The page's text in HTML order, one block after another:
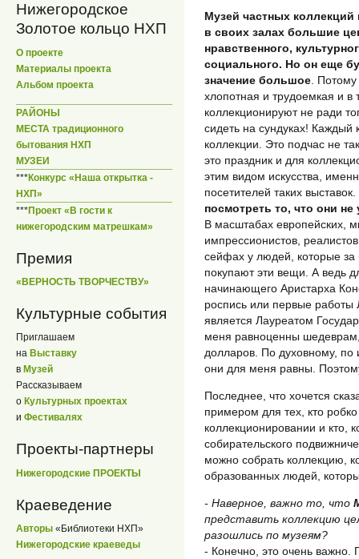
Нижегородское
Золотое кольцо НХП
О проекте
Материалы проекта
Альбом проекта
РАЙОНЫ
МЕСТА традиционного
бытования НХП
МУЗЕИ
***Конкурс «Наша открытка -
НХП»
***Проект «В гости к
нижегородским матрешкам»
Премия
«ВЕРНОСТЬ ТВОРЧЕСТВУ»
Культурные события
Приглашаем
на Выставку
в Музей
Рассказываем
о Культурных проектах
и Фестивалях
Проекты-партнеры
Нижегородские ПРОЕКТЫ
Краеведение
Авторы «Библиотеки НХП»
Нижегородские краеведы
Музей частных коллекций
в своих залах большие
нравственного,
социального. Но он еще
значение большое .
хлопотная и трудоемкая и
коллекционируют не ради
сидеть на сундуках! Каждый
коллекции. Это подчас не
это праздник и для
этим видом искусства,
посетителей таких
посмотреть то, что они
В масштабах европейских,
импрессионистов,
сейфах у людей, которые за
покупают эти вещи. А ведь
начинающего Аристарха
роспись или первые работы
является Лауреатом
меня равноценны
долларов. По духовному, по
они для меня равны.
Последнее, что хочется
примером для тех, кто
коллекционировании и кто,
собирательского
можно собрать коллекцию,
образованных людей,
- Наверное, важно то, что
представить коллекцию
разошлись по музеям?
- Конечно, это очень важно.